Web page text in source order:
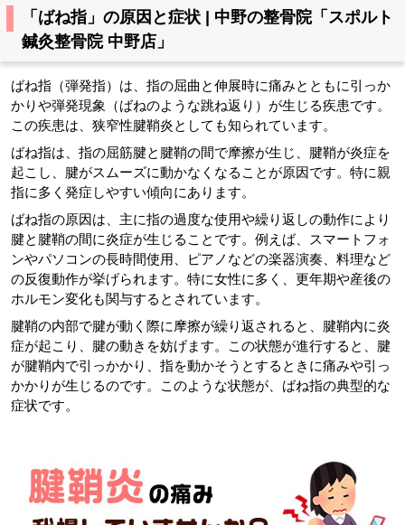
「ばね指」の原因と症状 | 中野の整骨院「スポルト
鍼灸整骨院 中野店」
ばね指（弾発指）は、指の屈曲と伸展時に痛みとともに引っか
かりや弾発現象（ばねのような跳ね返り）が生じる疾患です。
この疾患は、狭窄性腱鞘炎としても知られています。
ばね指は、指の屈筋腱と腱鞘の間で摩擦が生じ、腱鞘が炎症を
起こし、腱がスムーズに動かなくなることが原因です。特に親
指に多く発症しやすい傾向にあります。
ばね指の原因は、主に指の過度な使用や繰り返しの動作により
腱と腱鞘の間に炎症が生じることです。例えば、スマートフォ
ンやパソコンの長時間使用、ピアノなどの楽器演奏、料理など
の反復動作が挙げられます。特に女性に多く、更年期や産後の
ホルモン変化も関与するとされています。
腱鞘の内部で腱が動く際に摩擦が繰り返されると、腱鞘内に炎
症が起こり、腱の動きを妨げます。この状態が進行すると、腱
が腱鞘内で引っかかり、指を動かそうとするときに痛みや引っ
かかりが生じるのです。このような状態が、ばね指の典型的な
症状です。